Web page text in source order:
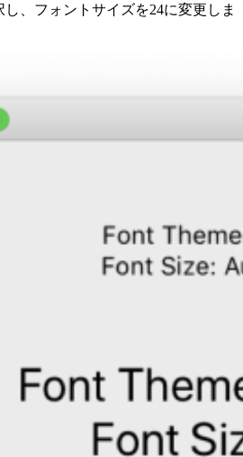
、フォントサイズを24に変更しま